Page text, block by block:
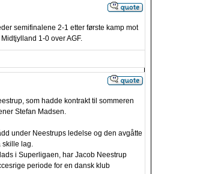
semifinalene 2-1 etter første kamp mot
1-0 over AGF.
som hadde kontrakt til sommeren
Stefan Madsen.
under Neestrups ledelse og den avgåtte
skille lag.
i Superligaen, har Jacob Neestrup
periode for en dansk klub